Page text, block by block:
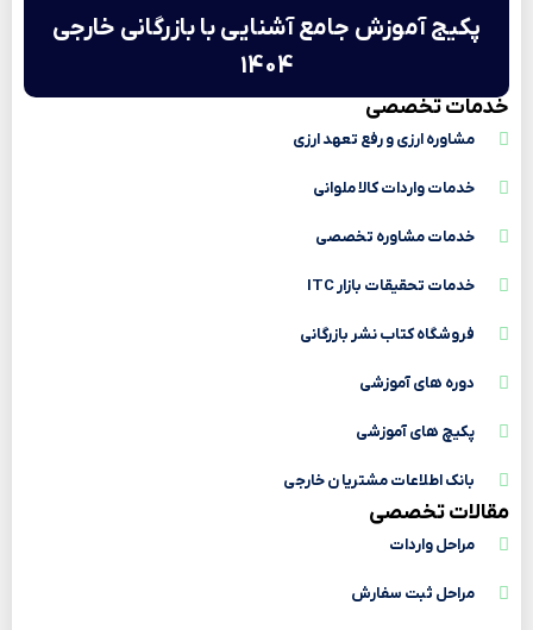
پکیج آموزش جامع آشنایی با بازرگانی خارجی
1404
خدمات تخصصی
مشاوره ارزی و رفع تعهد ارزی
خدمات واردات کالا ملوانی
خدمات مشاوره تخصصی
خدمات تحقیقات بازار ITC
فروشگاه کتاب نشر بازرگانی
دوره های آموزشی
پکیچ های آموزشی
بانک اطلاعات مشتریا ن خارجی
مقالات تخصصی
مراحل واردات
مراحل ثبت سفارش